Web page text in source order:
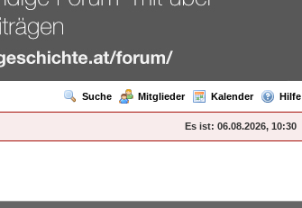
Suche Mitglieder Kalender Hilfe
Es ist: 06.08.2026, 10:30